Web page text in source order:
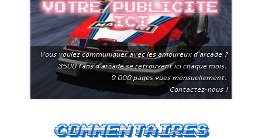
Votre publicite
ici
Vous voulez communiquer avec les amoureux d'arcade ?
3500 fans d'arcade se retrouvent ici chaque mois.
9 000 pages vues mensuellement.
Contactez-nous !
Commentaires